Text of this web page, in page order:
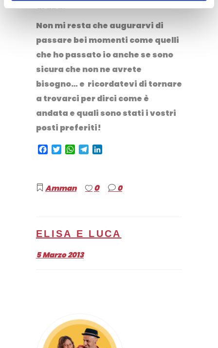
araba.
Non mi resta che augurarvi di
passare bei momenti come quelli
che ho passato io anche se sono
sicura che non ne avrete
bisogno… e ricordatevi di tornare
a trovarci per dirci come è
andata e quali sono stati i vostri
posti preferiti!
Facebook
TwitterWhatsApp
Telegram
Amman 0 0
ELISA E LUCA
5 Marzo 2013